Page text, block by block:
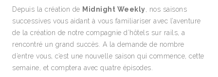
Depuis la création de Midnight Weekly, nos saisons
successives vous aidant à vous familiariser avec l’aventure
de la création de notre compagnie d’hôtels sur rails, a
rencontré un grand succès. A la demande de nombre
d’entre vous, c’est une nouvelle saison qui commence, cette
semaine, et comptera avec quatre épisodes.